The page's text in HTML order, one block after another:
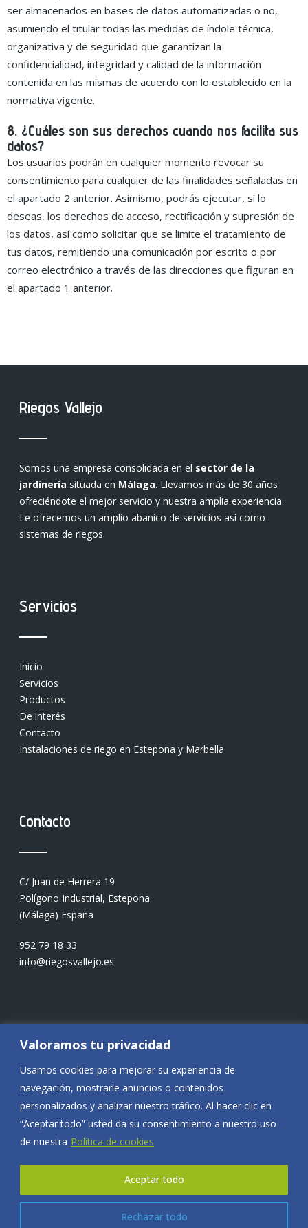
Valoramos tu privacidad
Usamos cookies para mejorar su experiencia de
navegación, mostrarle anuncios o contenidos
personalizados y analizar nuestro tráfico. Al hacer clic en
“Aceptar todo” usted da su consentimiento a nuestro uso
de nuestra Política de cookies
Rechazar todo
Aceptar todo
ser almacenados en bases de datos automatizadas o no,
asumiendo el titular todas las medidas de índole técnica,
organizativa y de seguridad que garantizan la
confidencialidad, integridad y calidad de la información
contenida en las mismas de acuerdo con lo establecido en la
normativa vigente.
8. ¿Cuáles son sus derechos cuando nos facilita sus
datos?
Los usuarios podrán en cualquier momento revocar su
consentimiento para cualquier de las finalidades señaladas en
el apartado 2 anterior. Asimismo, podrás ejecutar, si lo
deseas, los derechos de acceso, rectificación y supresión de
los datos, así como solicitar que se limite el tratamiento de
tus datos, remitiendo una comunicación por escrito o por
correo electrónico a través de las direcciones que figuran en
el apartado 1 anterior.
Riegos Vallejo
Somos una empresa consolidada en el sector de la
jardinería situada en Málaga. Llevamos más de 30 años
ofreciéndote el mejor servicio y nuestra amplia experiencia.
Le ofrecemos un amplio abanico de servicios así como
sistemas de riegos.
Servicios
Inicio
Servicios
Productos
De interés
Contacto
Instalaciones de riego en Estepona y Marbella
Contacto
C/ Juan de Herrera 19
Polígono Industrial, Estepona
(Málaga) España
952 79 18 33
info@riegosvallejo.es
© Copyright 2024 Riegos Vallejo |Aviso legal y Privacidad|
Accesibilidad.
Diseñado porCitiservi Media